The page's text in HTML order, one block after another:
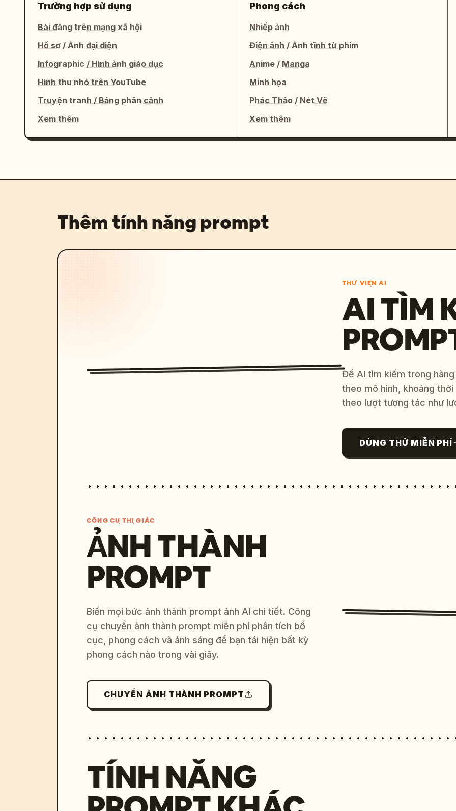
Trường hợp sử dụng
Bài đăng trên mạng xã hội
Hồ sơ / Ảnh đại diện
Infographic / Hình ảnh giáo dục
Hình thu nhỏ trên YouTube
Truyện tranh / Bảng phân cảnh
Xem thêm
Phong cách
Nhiếp ảnh
Điện ảnh / Ảnh tĩnh từ phim
Anime / Manga
Minh họa
Phác Thảo / Nét Vẽ
Xem thêm
Thêm tính năng prompt
THƯ VIỆN AI
AI TÌM
Để AI tìm kiếm trong
theo mô hình, khoảng
theo lượt tương tác như
DÙNG THỬ MIỄN PHÍ
CÔNG CỤ THỊ GIÁC
ẢNH THÀNH
PROMPT
Biến mọi bức ảnh thành prompt ảnh AI chi tiết. Công
cụ chuyển ảnh thành prompt miễn phí phân tích bố
cục, phong cách và ánh sáng để bạn tái hiện bất kỳ
phong cách nào trong vài giây.
CHUYỂN ẢNH THÀNH PROMPT
TÍNH NĂNG